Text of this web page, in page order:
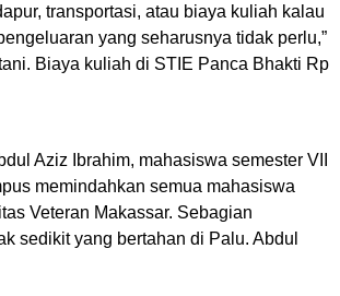
transportasi, atau biaya kuliah kalau
yang seharusnya tidak perlu,”
Biaya kuliah di STIE Panca Bhakti Rp
Aziz Ibrahim, mahasiswa semester VII
memindahkan semua mahasiswa
Veteran Makassar. Sebagian
sedikit yang bertahan di Palu. Abdul